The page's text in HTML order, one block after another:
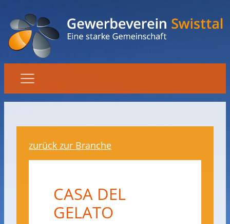
zurück zur Branche
CASA DEL
GELATO